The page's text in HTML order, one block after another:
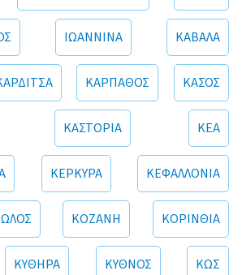
ΙΩΑΝΝΙΝΑ ΚΑΒΑΛΑ
ΚΑΡΠΑΘΟΣ ΚΑΣΟΣ
ΚΑΣΤΟΡΙΑ ΚΕΑ
ΚΕΡΚΥΡΑ ΚΕΦΑΛΛΟΝΙΑ
ΚΟΖΑΝΗ ΚΟΡΙΝΘΙΑ
ΚΥΘΗΡΑ ΚΥΘΝΟΣ ΚΩΣ